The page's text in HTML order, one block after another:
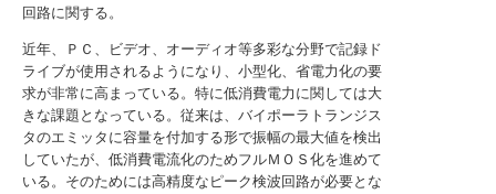
回路に関する。
近年、ＰＣ、ビデオ、オーディオ等多彩な分野で記録ド
ライブが使用されるようになり、小型化、省電力化の要
求が非常に高まっている。特に低消費電力に関しては大
きな課題となっている。従来は、バイポーラトランジス
タのエミッタに容量を付加する形で振幅の最大値を検出
していたが、低消費電流化のためフルＭＯＳ化を進めて
いる。そのためには高精度なピーク検波回路が必要とな